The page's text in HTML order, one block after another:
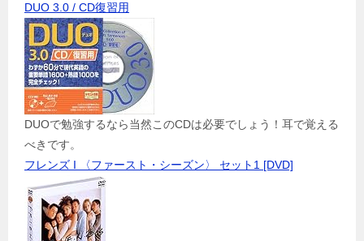
DUO 3.0 / CD復習用
DUOで勉強するなら当然このCDは必要でしょう！耳で覚える
べきです。
フレンズ I 〈ファースト・シーズン〉 セット1 [DVD]